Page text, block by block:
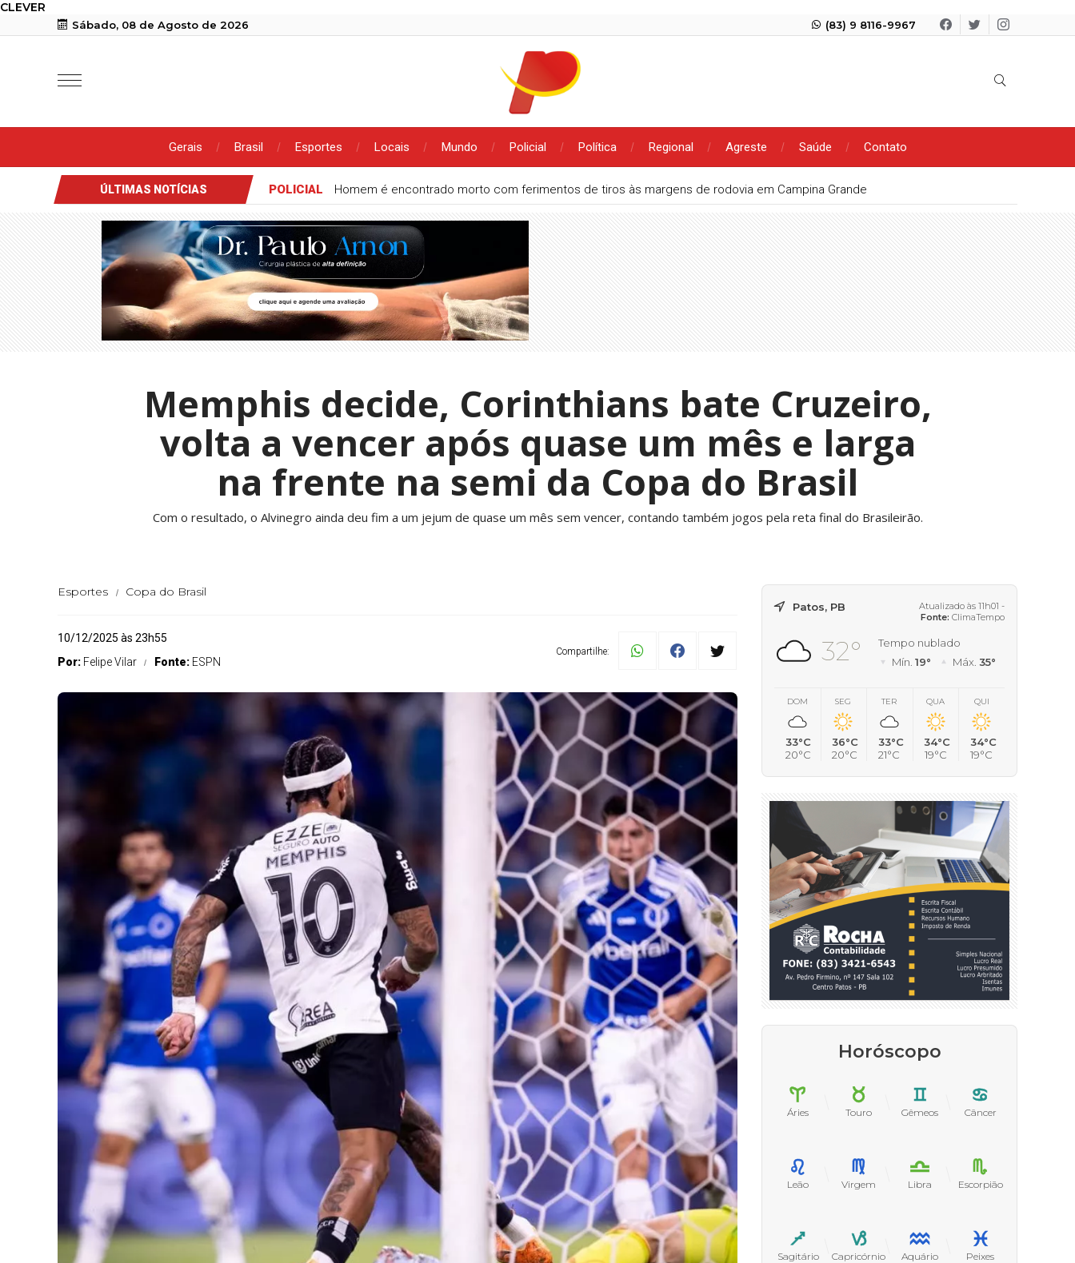
CLEVER
Sábado, 08 de Agosto de 2026 (83) 9 8116-9967
Gerais Brasil Esportes Locais Mundo Policial Política Regional Agreste Saúde Contato
ÚLTIMAS NOTÍCIAS POLICIAL Homem é encontrado morto com ferimentos de tiros às margens de rodovia em Campina Grande
Memphis decide, Corinthians bate Cruzeiro,
volta a vencer após quase um mês e larga
na frente na semi da Copa do Brasil
Com o resultado, o Alvinegro ainda deu fim a um jejum de quase um mês sem vencer, contando também jogos pela reta final do Brasileirão.
Esportes Copa do Brasil
10/12/2025 às 23h55
Por: Felipe Vilar Fonte: ESPN
Compartilhe:
Patos, PB
Atualizado às 11h01 -
Fonte: ClimaTempo
32°
Tempo nublado
Mín. 19° Máx. 35°
DOM
33°C
20°C
SEG
36°C
20°C
TER
33°C
21°C
QUA
34°C
19°C
QUI
34°C
19°C
Horóscopo
Áries Touro Gêmeos Câncer
Leão Virgem Libra Escorpião
Sagitário Capricórnio Aquário Peixes